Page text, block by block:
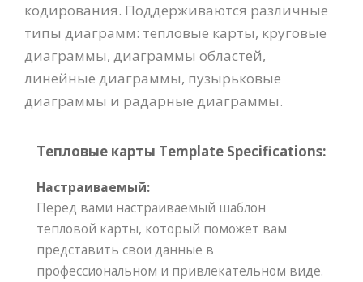
кодирования. Поддерживаются различные
типы диаграмм: тепловые карты, круговые
диаграммы, диаграммы областей,
линейные диаграммы, пузырьковые
диаграммы и радарные диаграммы.
Тепловые карты Template Specifications:
Настраиваемый:
Перед вами настраиваемый шаблон
тепловой карты, который поможет вам
представить свои данные в
профессиональном и привлекательном виде.